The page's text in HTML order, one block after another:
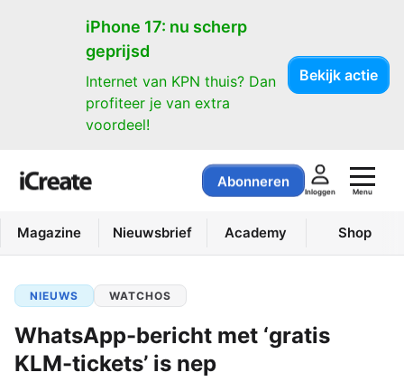
iPhone 17: nu scherp
geprijsd
Internet van KPN thuis? Dan
profiteer je van extra
voordeel!
Bekijk actie
Abonneren
Inloggen Menu
Magazine Nieuwsbrief Academy Shop
NIEUWS WATCHOS
WhatsApp-bericht met ‘gratis
KLM-tickets’ is nep